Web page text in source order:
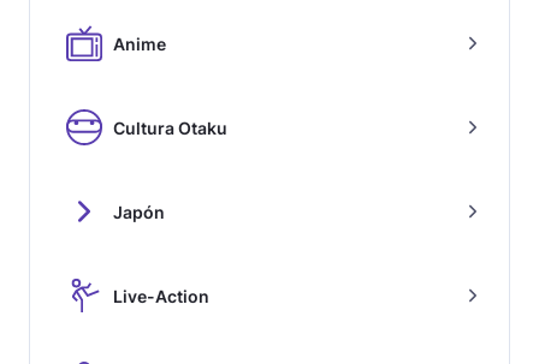
Anime
Cultura Otaku
Japón
Live-Action